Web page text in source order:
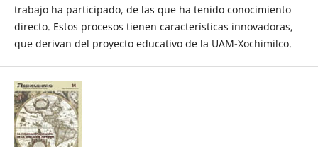
trabajo ha participado, de las que ha tenido conocimiento
directo. Estos procesos tienen características innovadoras,
que derivan del proyecto educativo de la UAM-Xochimilco.